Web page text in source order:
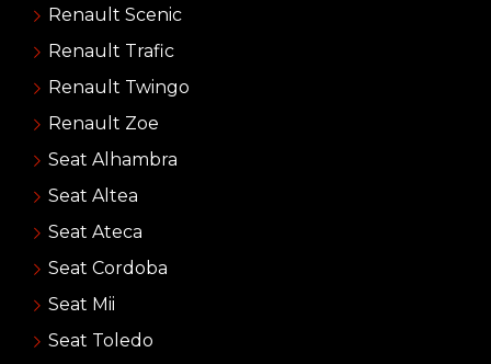
Renault Scenic
Renault Trafic
Renault Twingo
Renault Zoe
Seat Alhambra
Seat Altea
Seat Ateca
Seat Cordoba
Seat Mii
Seat Toledo